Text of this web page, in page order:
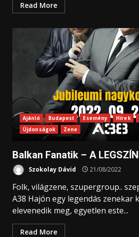
Read More
Ajánló Budapest Esemény Hírek
Újdonságok
Zene
Balkan Fanatik – A
Szokolay Dávid 21/08/2022
Folk, világzene, szupergroup..
A38 Hajón egy legendás zenekar
elevenedik meg, egyetlen este...
Read More